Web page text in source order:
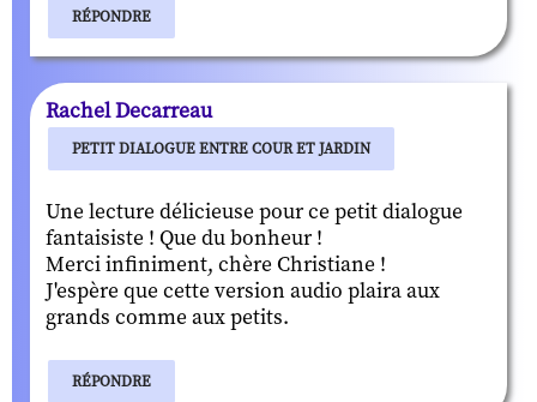
RÉPONDRE
Rachel Decarreau
PETIT DIALOGUE ENTRE COUR ET JARDIN
Une lecture délicieuse pour ce petit dialogue
fantaisiste ! Que du bonheur !
Merci infiniment, chère Christiane !
J'espère que cette version audio plaira aux
grands comme aux petits.
RÉPONDRE